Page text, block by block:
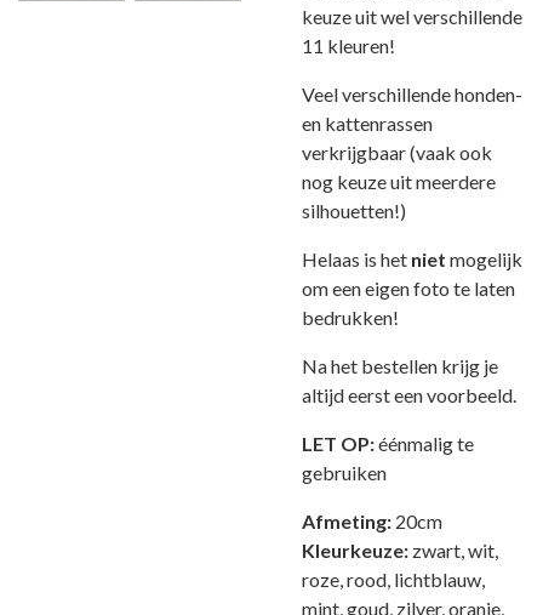
keuze uit wel verschillende
11 kleuren!
Veel verschillende honden-
en kattenrassen
verkrijgbaar (vaak ook
nog keuze uit meerdere
silhouetten!)
Helaas is het niet mogelijk
om een eigen foto te laten
bedrukken!
Na het bestellen krijg je
altijd eerst een voorbeeld.
LET OP:éénmalig te
gebruiken
Afmeting: 20cm
Kleurkeuze: zwart, wit,
roze, rood, lichtblauw,
mint, goud, zilver, oranje,